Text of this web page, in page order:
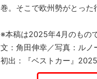
巻。そこで欧州勢がとっ
※本稿は2025年4月のもの
文：角田伸幸／写真：ルノ
初出：『ベストカー』